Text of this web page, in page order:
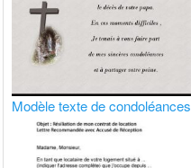
Modèle texte de condoléances